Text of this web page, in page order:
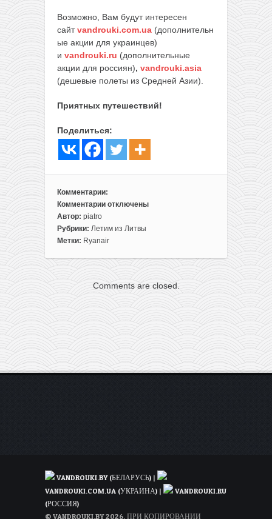
Возможно, Вам будут интересен
сайтvandrouki.com.ua (дополнительн
ые акции для украинцев)
и vandrouki.ru (дополнительные
акции для россиян), vandrouki.asia
(дешевые полеты из Средней Азии).
Приятных путешествий!
Поделиться:
Комментарии:
Комментарии
к
записи
Распродажа
билеты
из
Литвы
Европу
за
9,99€
отключены
Автор: piatro
Рубрики: Летим из Литвы
Метки: Ryanair
Comments are closed.
VANDROUKI.BY (БЕЛАРУСЬ) |
VANDROUKI.COM.UA (УКРАИНА) |
VANDROUKI.RU
(РОССИЯ)
© VANDROUKI.BY 2026. ПРИ КОПИРОВАНИИ